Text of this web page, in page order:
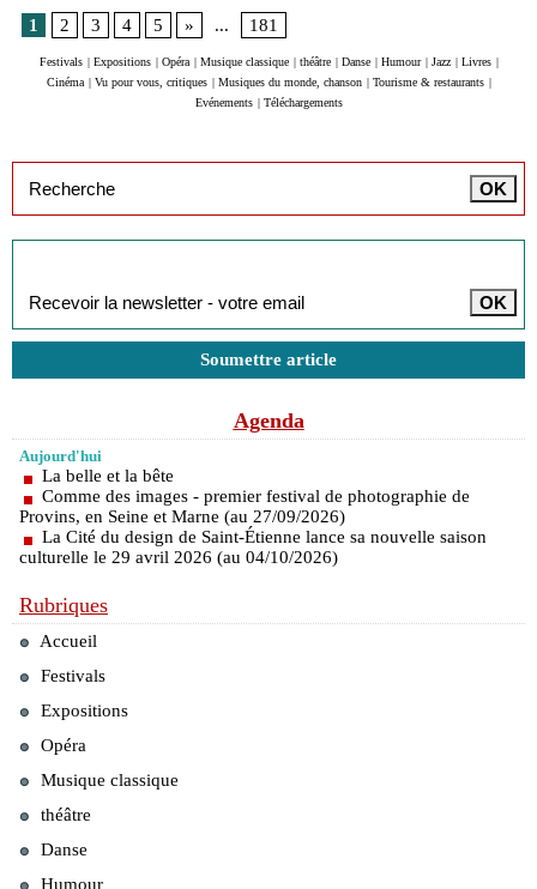
1
2 3 4 5 » ... 181
Festivals | Expositions | Opéra | Musique classique | théâtre | Danse | Humour | Jazz | Livres |
Cinéma | Vu pour vous, critiques | Musiques du monde, chanson | Tourisme & restaurants |
Evénements | Téléchargements
Soumettre article
Agenda
Aujourd'hui
La belle et la bête
Comme des images - premier festival de photographie de
Provins, en Seine et Marne (au 27/09/2026)
La Cité du design de Saint-Étienne lance sa nouvelle saison
culturelle le 29 avril 2026 (au 04/10/2026)
Rubriques
Accueil
Festivals
Expositions
Opéra
Musique classique
théâtre
Danse
Humour